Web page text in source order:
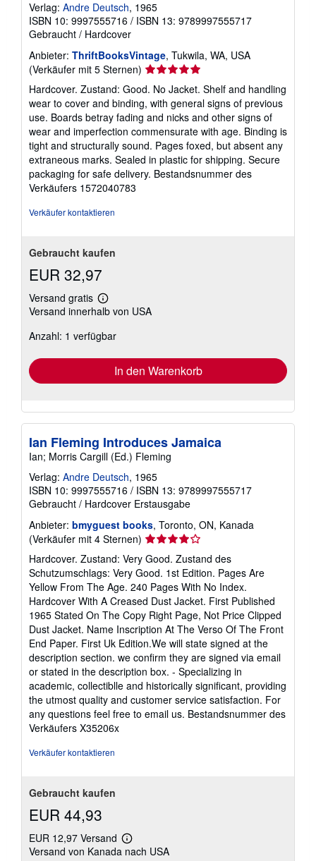
Verlag: Andre Deutsch, 1965
ISBN 10: 9997555716 / ISBN 13: 9789997555717
Gebraucht / Hardcover
Anbieter: ThriftBooksVintage, Tukwila, WA, USA
(Verkäufer mit 5 Sternen) Verkäuferbewertung
5
von
5
Sternen
Hardcover. Zustand: Good. No Jacket. Shelf and handling
wear to cover and binding, with general signs of previous
use. Boards betray fading and nicks and other signs of
wear and imperfection commensurate with age. Binding is
tight and structurally sound. Pages foxed, but absent any
extraneous marks. Sealed in plastic for shipping. Secure
packaging for safe delivery. Bestandsnummer des
Verkäufers 1572040783
Verkäufer kontaktieren
Gebraucht kaufen
EUR 32,97
Versand gratis
Weitere
Informationen
Versandkosten
Versand innerhalb von USA
Anzahl: 1 verfügbar
In den Warenkorb
Ian Fleming Introduces Jamaica
Ian; Morris Cargill (Ed.) Fleming
Verlag: Andre Deutsch, 1965
ISBN 10: 9997555716 / ISBN 13: 9789997555717
Gebraucht / Hardcover Erstausgabe
Anbieter: bmyguest books, Toronto, ON, Kanada
(Verkäufer mit 4 Sternen) Verkäuferbewertung
4
von
5
Sternen
Hardcover. Zustand: Very Good. Zustand des
Schutzumschlags: Very Good. 1st Edition. Pages Are
Yellow From The Age. 240 Pages With No Index.
Hardcover With A Creased Dust Jacket. First Published
1965 Stated On The Copy Right Page, Not Price Clipped
Dust Jacket. Name Inscription At The Verso Of The Front
End Paper. First Uk Edition.We will state signed at the
description section. we confirm they are signed via email
or stated in the description box. - Specializing in
academic, collectiblle and historically significant, providing
the utmost quality and customer service satisfaction. For
any questions feel free to email us. Bestandsnummer des
Verkäufers X35206x
Verkäufer kontaktieren
Gebraucht kaufen
EUR 44,93
EUR 12,97 Versand
Weitere
Informationen
Versand von Kanada nach USA